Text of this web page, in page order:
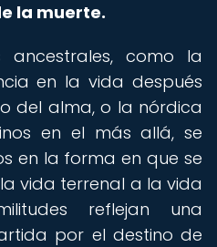
la muerte.
ancestrales, como la
en la vida después
del alma, o la nórdica
en el más allá, se
en la forma en que se
vida terrenal a la vida
reflejan una
por el destino de